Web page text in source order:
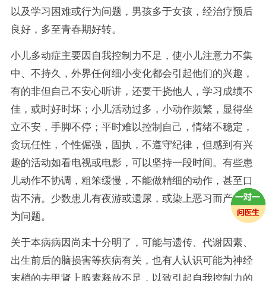
以及学习困难或行为问题，男孩多于女孩，经治疗预后
良好，多至青春期好转。
小儿多动症主要因自我控制力不足，使小儿注意力不集
中、不持久，外界任何细小变化都会引起他们的兴趣，
有的非但自己不安心听讲，还要干挠他人，学习成绩不
佳，或时好时坏；小儿活动过多，小动作频繁，显得坐
立不安，手脚不停；平时难以控制自己，情绪不稳定，
贪玩任性，个性倔强，固执，不遵守纪律，但感到有兴
趣的活动如看电视或电影，可以坚持一段时间。有些患
儿动作不协调，粗笨缓慢，不能做精细的动作，甚至口
齿不清。少数患儿有夜游或遗尿，或染上恶习而产生行
为问题。
关于本病病因尚未十分明了，可能与遗传、代谢因素、
出生前后的脑损害等疾病有关，也有人认识可能为神经
末梢的去甲肾上腺素释放不足，以致引起自我控制力的